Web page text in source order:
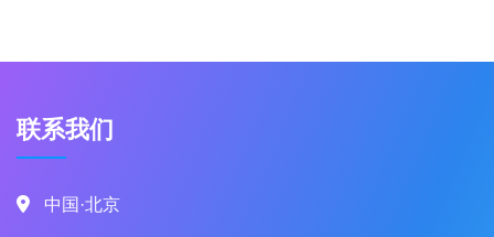
联系我们
中国·北京